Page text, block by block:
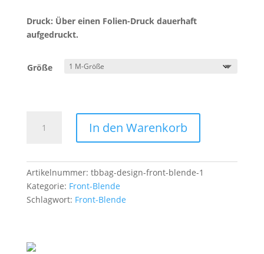
Druck: Über einen Folien-Druck dauerhaft
aufgedruckt.
Größe
Blende
In den Warenkorb
Artikelnummer: tbbag-design-front-blende-1
Kategorie: Front-Blende
Schlagwort: Front-Blende